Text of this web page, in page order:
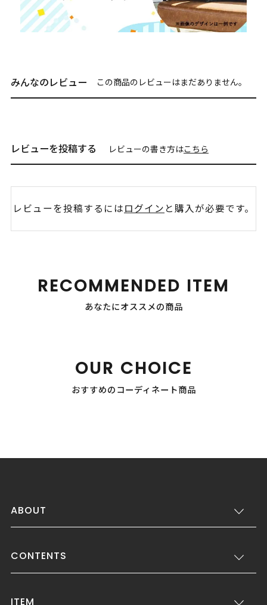
みんなのレビュー この商品のレビューはまだありません。
レビューを投稿する レビューの書き方はこちら
レビューを投稿するにはログイン と購入が必要です。
RECOMMENDED ITEM
あなたにオススメの商品
OUR CHOICE
おすすめのコーディネート商品
ABOUT
CONTENTS
ITEM